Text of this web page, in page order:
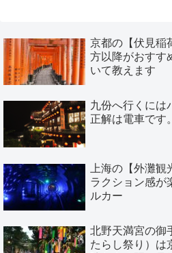
京都の【伏見稲
方以降がおすす
いて教えます
九份へ行くには
正解は電車です。
上海の【外灘
ラクション感が
ルカー
北野天満宮の御
たらし祭り）は